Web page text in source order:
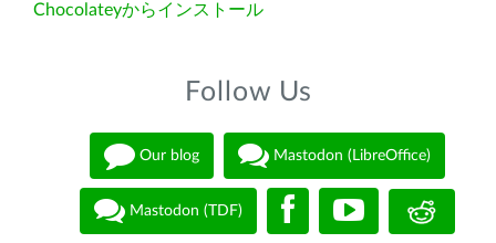
Chocolateyからインストール
Follow Us
Our blog Mastodon (LibreOffice)
Mastodon (TDF)